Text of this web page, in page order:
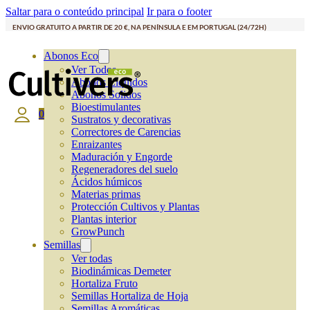
Saltar para o conteúdo principal Ir para o footer
ENVIO GRATUITO A PARTIR DE 20 €, NA PENÍNSULA E EM PORTUGAL (24/72H)
Abonos Eco
Ver Todos
Abonos Líquidos
Abonos Solidos
Bioestimulantes
Sustratos y decorativas
Correctores de Carencias
Enraizantes
Maduración y Engorde
Regeneradores del suelo
Ácidos húmicos
Materias primas
Protección Cultivos y Plantas
Plantas interior
GrowPunch
Semillas
Ver todas
Biodinámicas Demeter
Hortaliza Fruto
Semillas Hortaliza de Hoja
0